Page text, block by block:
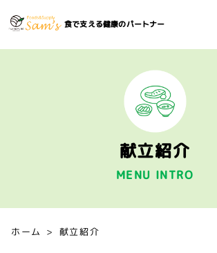
食で支える健康のパートナー
献立紹介
MENU INTRO
ホーム 献立紹介